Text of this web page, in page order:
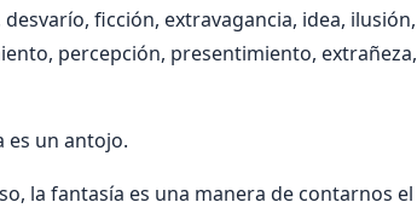
ficción, extravagancia, idea, ilusión,
percepción, presentimiento, extrañeza,
es un antojo.
la fantasía es una manera de contarnos el